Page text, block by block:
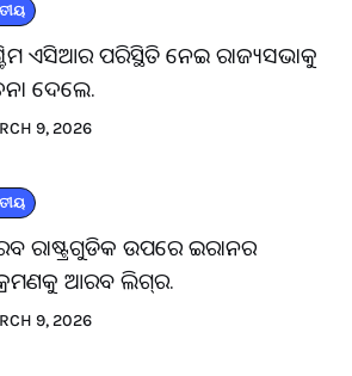
ଏସିଆର ପରିସ୍ଥିତି ନେଇ ରାଜ୍ୟସଭାକୁ
ଦେଲେ.
9, 2026
ରାଷ୍ଟ୍ରଗୁଡିକ ଉପରେ ଇରାନର
ଆରବ ଲିଗ୍‌ର.
9, 2026